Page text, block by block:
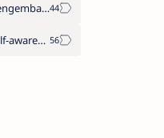
pengembangan-diri
self-awareness